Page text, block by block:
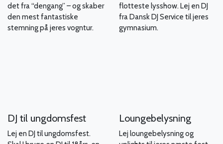
det fra “dengang” – og skaber
den mest fantastiske
stemning på jeres vogntur.
flotteste lysshow. Lej en DJ
fra Dansk DJ Service til jeres
gymnasium.
DJ til ungdomsfest
Lej en DJ til ungdomsfest.
Loungebelysning
Lej loungebelysning og